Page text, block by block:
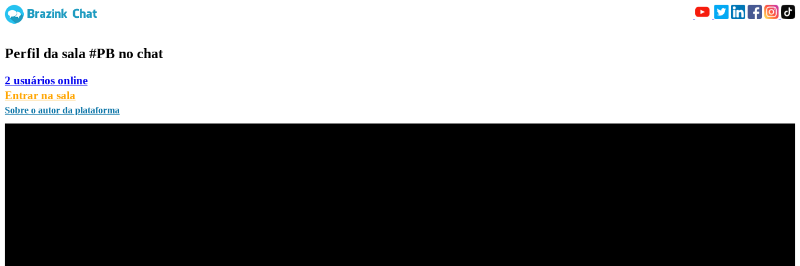
Perfil da sala #PB no chat
2 usuários online
Entrar na sala
Sobre o autor da plataforma